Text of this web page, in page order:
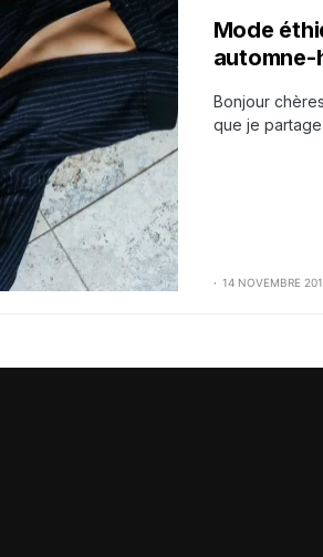
Mode
automne-
Bonjour
que je
14 NOVEMBRE